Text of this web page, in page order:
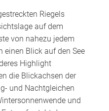
Riegels
auf dem
von nahezu jedem
einen Blick auf den See
Highlight
die Blickachsen der
und Nachtgleichen
und